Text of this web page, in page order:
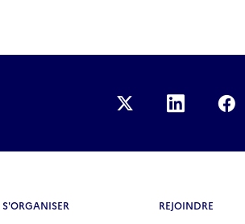
viviers
S'ORGANISER REJOINDRE